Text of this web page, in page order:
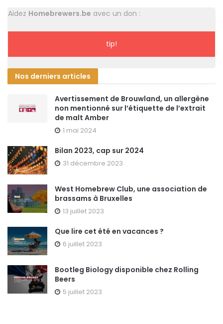
Aidez Homebrewers.be avec un don :
tip!
Nos derniers articles
Avertissement de Brouwland, un allergène
non mentionné sur l’étiquette de l’extrait
de malt Amber
1 mai 2024
Bilan 2023, cap sur 2024
31 décembre 2023
West Homebrew Club, une association de
brassams à Bruxelles
13 juillet 2023
Que lire cet été en vacances ?
6 juillet 2023
Bootleg Biology disponible chez Rolling
Beers
5 juillet 2023